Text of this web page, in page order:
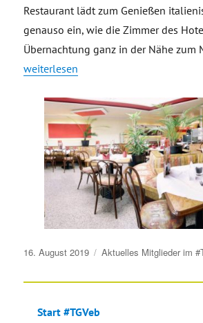
Restaurant lädt zum Genießen
genauso ein, wie die Zimmer des
Übernachtung ganz in der Nähe zum
„Eiscafé-Pizzeria-Hotel „Rialto““
weiterlesen
Veröffentlicht
16. August 2019 Aktuelles Mitglieder im
Start #TGVeb